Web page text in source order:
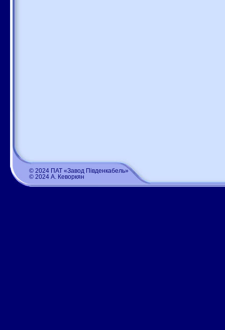
© 2024 ПАТ «Завод Південкабель»
© 2024 А. Кеворкян